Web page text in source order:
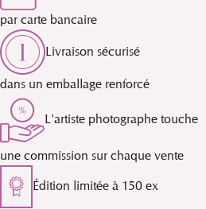
par carte bancaire
Livraison sécurisé
dans un emballage renforcé
L'artiste photographe touche
une commission sur chaque vente
Édition limitée à 150 ex